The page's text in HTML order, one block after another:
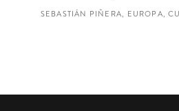
SEBASTIÁN PIÑERA, EUROPA,